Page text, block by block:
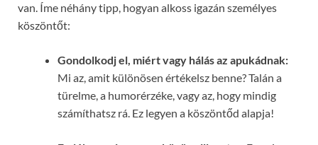
van. Íme néhány tipp, hogyan alkoss igazán személyes
köszöntőt:
Gondolkodj el, miért vagy hálás az apukádnak:
Mi az, amit különösen értékelsz benne? Talán a
türelme, a humorérzéke, vagy az, hogy mindig
számíthatsz rá. Ez legyen a köszöntőd alapja!